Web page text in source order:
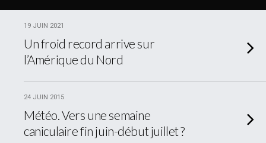
19 JUIN 2021
Un froid record arrive sur
l’Amérique du Nord
24 JUIN 2015
Météo. Vers une semaine
caniculaire fin juin-début juillet ?